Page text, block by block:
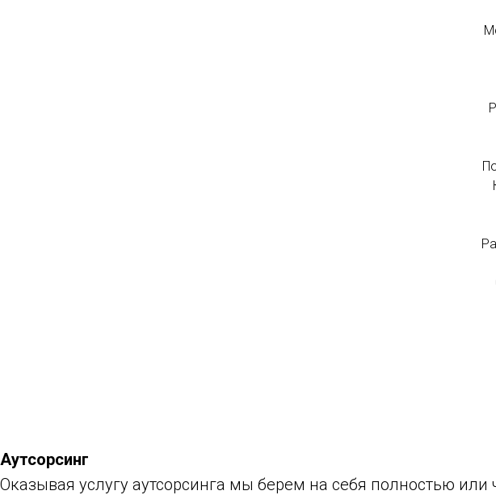
Аутсорсинг
Оказывая услугу аутсорсинга мы берем на себя полностью